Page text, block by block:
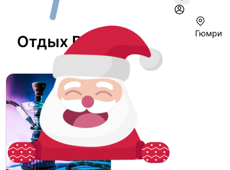
Гюмри
Отдых В Гюмри